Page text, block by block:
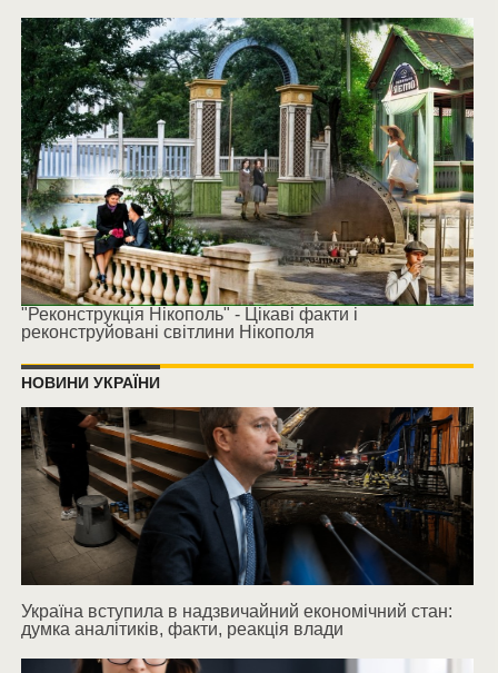
"Реконструкція Нікополь" - Цікаві факти і
реконструйовані світлини Нікополя
НОВИНИ УКРАЇНИ
Україна вступила в надзвичайний економічний стан:
думка аналітиків, факти, реакція влади